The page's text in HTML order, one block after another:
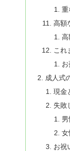
重
高額
高
これ
成人式
現金
失敗
女
お祝